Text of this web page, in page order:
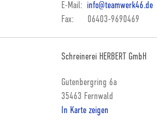
E-Mail: info@teamwerk46.de
Fax: 06403-9690469
Schreinerei HERBERT GmbH
Gutenbergring 6a
35463 Fernwald
In Karte zeigen